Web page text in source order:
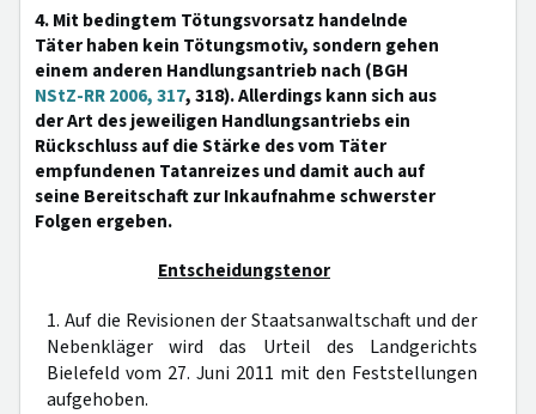
4. Mit bedingtem Tötungsvorsatz handelnde
Täter haben kein Tötungsmotiv, sondern gehen
einem anderen Handlungsantrieb nach (BGH
NStZ-RR 2006, 317, 318). Allerdings kann sich aus
der Art des jeweiligen Handlungsantriebs ein
Rückschluss auf die Stärke des vom Täter
empfundenen Tatanreizes und damit auch auf
seine Bereitschaft zur Inkaufnahme schwerster
Folgen ergeben.
Entscheidungstenor
1. Auf die Revisionen der Staatsanwaltschaft und der
Nebenkläger wird das Urteil des Landgerichts
Bielefeld vom 27. Juni 2011 mit den Feststellungen
aufgehoben.